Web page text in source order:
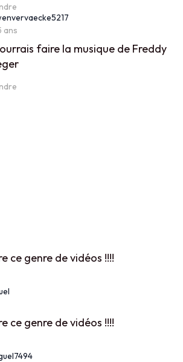
ans
faire la musique de Freddy
ce genre de vidéos !!!!
ce genre de vidéos !!!!
says: